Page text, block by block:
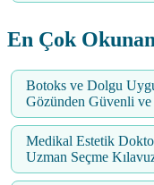
En Çok
Botoks ve Dolgu
Gözünden Güvenli
Medikal Estetik
Uzman Seçme